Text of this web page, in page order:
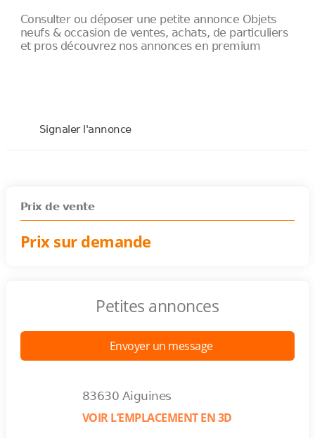
Consulter ou déposer une petite annonce Objets
neufs & occasion de ventes, achats, de particuliers
et pros découvrez nos annonces en premium
Signaler l'annonce
Prix de vente
Prix sur demande
Petites annonces
Envoyer un message
83630 Aiguines
VOIR L’EMPLACEMENT EN 3D